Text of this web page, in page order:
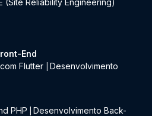
(Site Reliability Engineering)
End
Flutter
Desenvolvimento
PHP
Desenvolvimento Back-